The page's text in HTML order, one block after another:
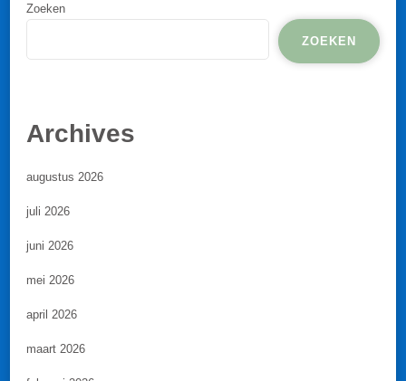
Zoeken
ZOEKEN
Archives
augustus 2026
juli 2026
juni 2026
mei 2026
april 2026
maart 2026